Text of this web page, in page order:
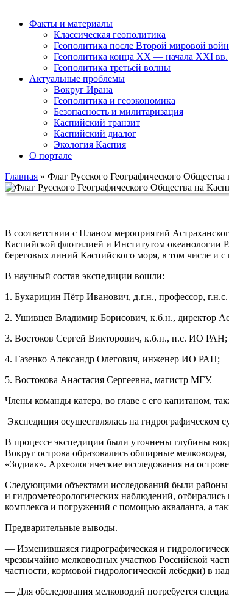
Факты и материалы
Классическая геополитика
Геополитика после Второй мировой
Геополитика конца XX — начала XXI вв.
Геополитика третьей волны
Актуальные проблемы
Вокруг Ирана
Геополитика и геоэкономика
Безопасность и милитаризация
Каспийский транзит
Каспийский диалог
Экология Каспия
О портале
Главная » Флаг Русского Географического Общества
В соответствии с Планом мероприятий
Каспийской флотилией и Институтом океанологии
береговых линий Каспийского моря, в том числе и
В научный состав экспедиции вошли:
1. Бухарицин Пётр Иванович, д.г.н., профессор,
2. Ушивцев Владимир Борисович, к.б.н., директор
3. Востоков Сергей Викторович, к.б.н., н.с. ИО РАН;
4. Газенко Александр Олегович, инженер ИО РАН;
5. Востокова Анастасия Сергеевна, магистр МГУ.
Члены команды катера, во главе с его капитаном,
Экспедиция осуществлялась на
В процессе экспедиции были уточнены глубины
Вокруг острова образовались обширные
«Зодиак». Археологические исследования на
Следующими объектами исследований были районы
и гидрометеорологических наблюдений,
комплекса и погружений с помощью акваланга, а
Предварительные выводы.
— Изменившаяся гидрографическая и
чрезвычайно мелководных участков Российской
частности, кормовой гидрологической лебедки) в
— Для обследования мелководий потребуется